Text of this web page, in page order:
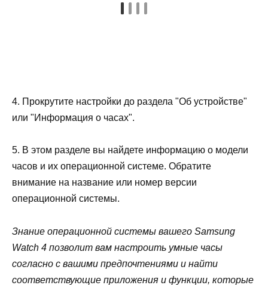
4. Прокрутите настройки до раздела "Об устройстве"
или "Информация о часах".
5. В этом разделе вы найдете информацию о модели
часов и их операционной системе. Обратите
внимание на название или номер версии
операционной системы.
Знание операционной системы вашего Samsung
Watch 4 позволит вам настроить умные часы
согласно с вашими предпочтениями и найти
соответствующие приложения и функции, которые